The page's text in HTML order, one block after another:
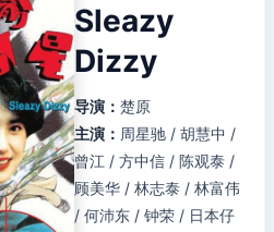
Sleazy
Dizzy
导演： 楚原
主演： 周星驰 / 胡慧中 /
曾江 / 方中信 / 陈观泰 /
顾美华 / 林志泰 / 林富伟
/ 何沛东 / 钟荣 / 日本仔